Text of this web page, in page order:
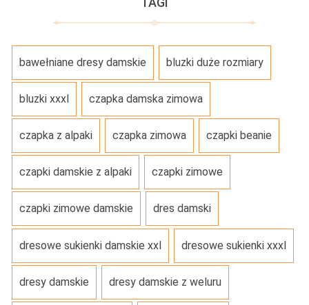
bawełniane dresy damskie bluzki duże rozmiary
bluzki xxxl czapka damska zimowa
czapka z alpaki czapka zimowa czapki beanie
czapki damskie z alpaki czapki zimowe
czapki zimowe damskie dres damski
dresowe sukienki damskie xxl dresowe sukienki xxxl
dresy damskie dresy damskie z weluru